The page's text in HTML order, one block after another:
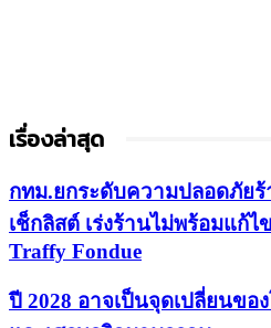
เรื่องล่าสุด
กทม.ยกระดับความปลอดภัยร้
เช็กลิสต์ เร่งร้านไม่พร้อมแก้ไ
Traffy Fondue
ปี 2028 อาจเป็นจุดเปลี่ยนขอ